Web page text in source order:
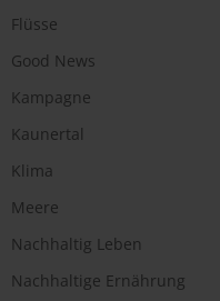
Flüsse
Good News
Kampagne
Kaunertal
Klima
Meere
Nachhaltig Leben
Nachhaltige Ernährung